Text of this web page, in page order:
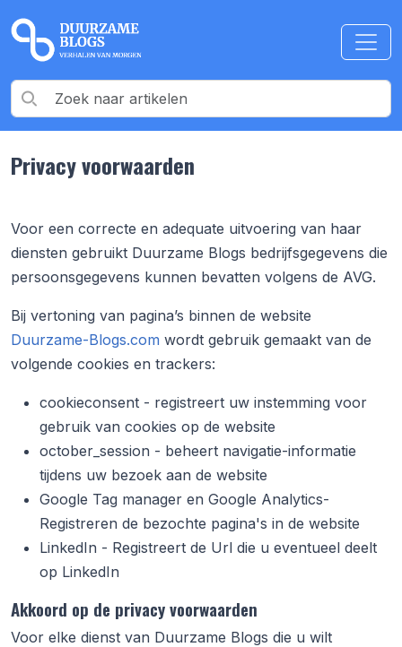
Privacy voorwaarden
Voor een correcte en adequate uitvoering van haar
diensten gebruikt Duurzame Blogs bedrijfsgegevens die
persoonsgegevens kunnen bevatten volgens de AVG.
Bij vertoning van pagina’s binnen de website
Duurzame-Blogs.com wordt gebruik gemaakt van de
volgende cookies en trackers:
cookieconsent - registreert uw instemming voor
gebruik van cookies op de website
october_session - beheert navigatie-informatie
tijdens uw bezoek aan de website
Google Tag manager en Google Analytics-
Registreren de bezochte pagina's in de website
LinkedIn - Registreert de Url die u eventueel deelt
op LinkedIn
Akkoord op de privacy voorwaarden
Voor elke dienst van Duurzame Blogs die u wilt